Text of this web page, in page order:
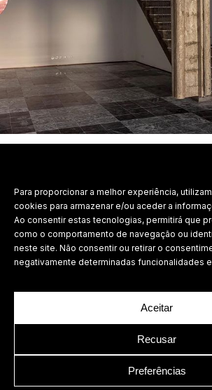
Para proporcionar a melhor experiência,
cookies para armazenar e/ou aceder a
Ao consentir estas tecnologias, permitirá que
como o comportamento de navegação ou
neste site. Não consentir ou retirar o
negativamente determinadas funcionalidades
Aceitar
Recusar
Preferências
Labdesign, Lda.
2026 Todos os direitos reservados.
Política de Privacidade